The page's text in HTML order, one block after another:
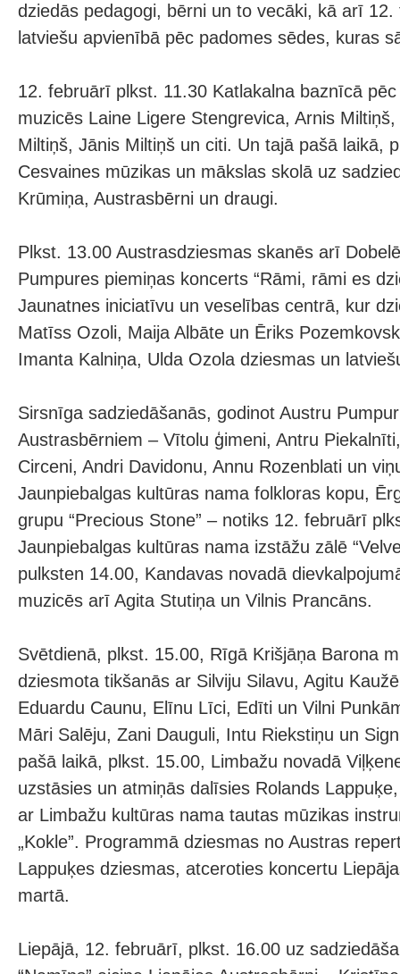
dziedās pedagogi, bērni un to vecāki, kā arī
latviešu apvienībā pēc padomes sēdes, kuras
12. februārī plkst. 11.30 Katlakalna baznīcā
muzicēs Laine Ligere Stengrevica, Arnis
Miltiņš, Jānis Miltiņš un citi. Un tajā pašā laikā,
Cesvaines mūzikas un mākslas skolā uz
Krūmiņa, Austrasbērni un draugi.
Plkst. 13.00 Austrasdziesmas skanēs arī
Pumpures piemiņas koncerts “Rāmi, rāmi es
Jaunatnes iniciatīvu un veselības centrā, kur
Matīss Ozoli, Maija Albāte un Ēriks
Imanta Kalniņa, Ulda Ozola dziesmas un
Sirsnīga sadziedāšanās, godinot Austru
Austrasbērniem – Vītolu ģimeni, Antru
Circeni, Andri Davidonu, Annu Rozenblati un
Jaunpiebalgas kultūras nama folkloras kopu,
grupu “Precious Stone” – notiks 12. februārī
Jaunpiebalgas kultūras nama izstāžu zālē
pulksten 14.00, Kandavas novadā
muzicēs arī Agita Stutiņa un Vilnis Prancāns.
Svētdienā, plkst. 15.00, Rīgā Krišjāņa Barona
dziesmota tikšanās ar Silviju Silavu, Agitu
Eduardu Caunu, Elīnu Līci, Edīti un Vilni
Māri Salēju, Zani Dauguli, Intu Riekstiņu un
pašā laikā, plkst. 15.00, Limbažu novadā
uzstāsies un atmiņās dalīsies Rolands
ar Limbažu kultūras nama tautas mūzikas
„Kokle”. Programmā dziesmas no Austras
Lappuķes dziesmas, atceroties koncertu
martā.
Liepājā, 12. februārī, plkst. 16.00 uz